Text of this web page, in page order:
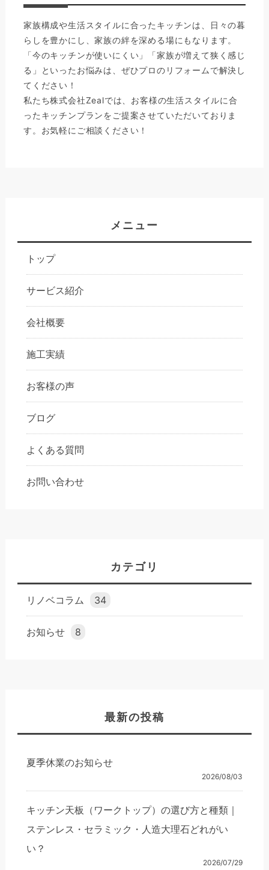
家族構成や生活スタイルに合ったキッチンは、日々の暮
らしを豊かにし、家族の絆を深める場にもなります。
「今のキッチンが使いにくい」「家族が増えて狭く感じ
る」といったお悩みは、ぜひプロのリフォームで解決し
てください！
私たち株式会社Zealでは、お客様の生活スタイルに合
ったキッチンプランをご提案させていただいておりま
す。お気軽にご相談ください！
メニュー
トップ
サービス紹介
会社概要
施工実績
お客様の声
ブログ
よくある質問
お問い合わせ
カテゴリ
リノベコラム 34
お知らせ 8
最新の投稿
夏季休業のお知らせ
2026/08/03
キッチン天板（ワークトップ）の選び方と種類｜
ステンレス・セラミック・人造大理石どれがい
い？
2026/07/29